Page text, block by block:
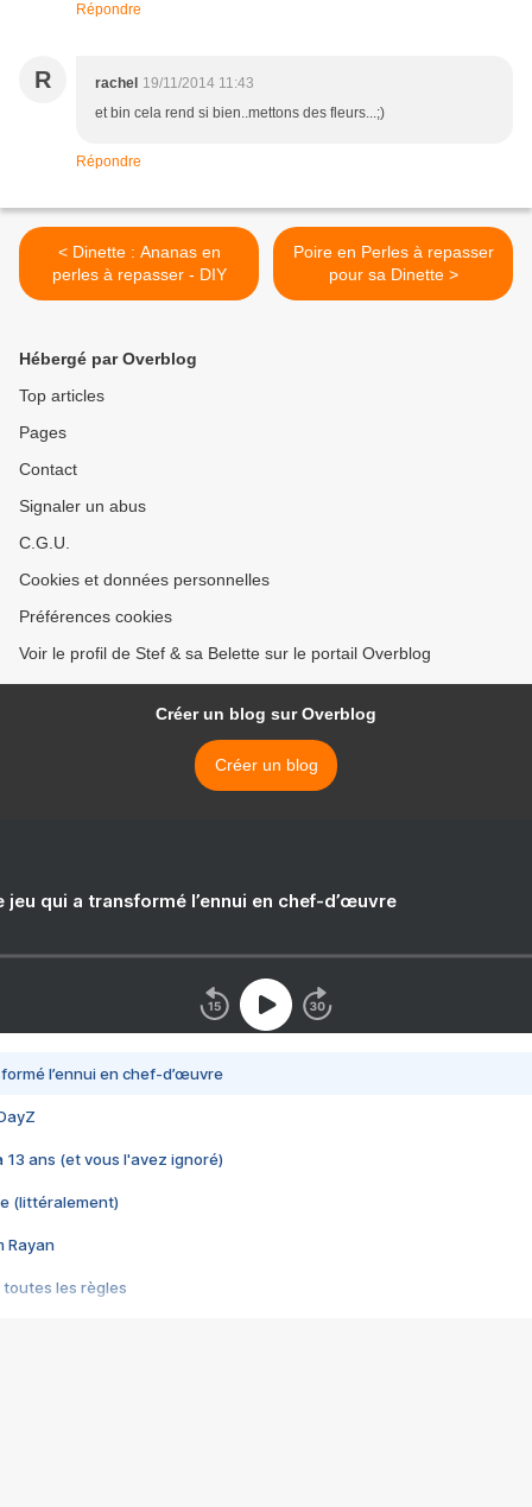
Répondre
R rachel 19/11/2014 11:43
et bin cela rend si bien..mettons des fleurs...;)
Répondre
< Dinette : Ananas en
perles à repasser - DIY
Poire en Perles à repasser
pour sa Dinette >
Hébergé par Overblog
Top articles
Pages
Contact
Signaler un abus
C.G.U.
Cookies et données personnelles
Préférences cookies
Voir le profil de Stef & sa Belette sur le portail Overblog
Créer un blog sur Overblog
Créer un blog
jeu qui a transformé l’ennui en chef-d’œuvre
l’ennui en chef-d’œuvre
13 ans (et vous l'avez ignoré)
(littéralement)
Rayan
toutes les règles